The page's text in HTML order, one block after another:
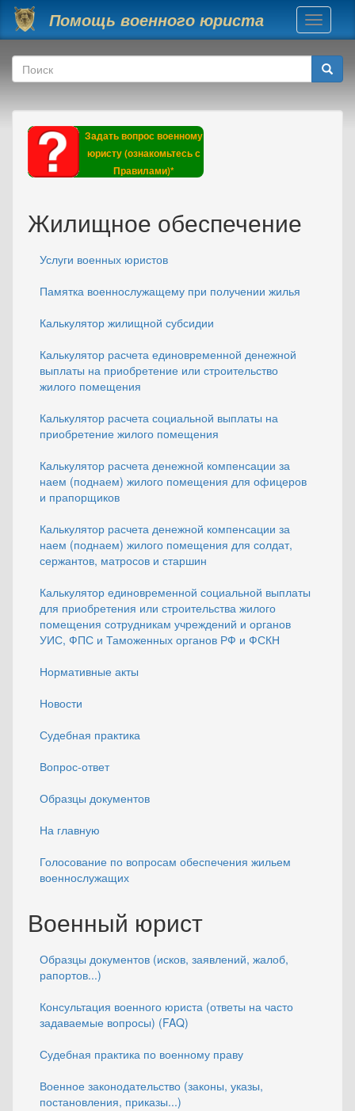
Перейти к основному содержанию
Помощь военного юриста
Toggle
Форма поиска
Поиск
Задать вопрос военному
юристу (ознакомьтесь с
Правилами)*
Жилищное обеспечение
Услуги военных юристов
Памятка военнослужащему при получении жилья
Калькулятор жилищной субсидии
Калькулятор расчета единовременной денежной
выплаты на приобретение или строительство
жилого помещения
Калькулятор расчета социальной выплаты на
приобретение жилого помещения
Калькулятор расчета денежной компенсации за
наем (поднаем) жилого помещения для офицеров
и прапорщиков
Калькулятор расчета денежной компенсации за
наем (поднаем) жилого помещения для солдат,
сержантов, матросов и старшин
Калькулятор единовременной социальной выплаты
для приобретения или строительства жилого
помещения сотрудникам учреждений и органов
УИС, ФПС и Таможенных органов РФ и ФСКН
Нормативные акты
Новости
Судебная практика
Вопрос-ответ
Образцы документов
На главную
Голосование по вопросам обеспечения жильем
военнослужащих
Военный юрист
Образцы документов (исков, заявлений, жалоб,
рапортов...)
Консультация военного юриста (ответы на часто
задаваемые вопросы) (FAQ)
Судебная практика по военному праву
Военное законодательство (законы, указы,
постановления, приказы...)